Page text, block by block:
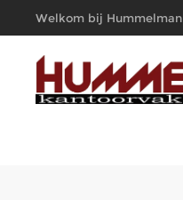
Welkom bij Hummelman
Kantoorvakhandel